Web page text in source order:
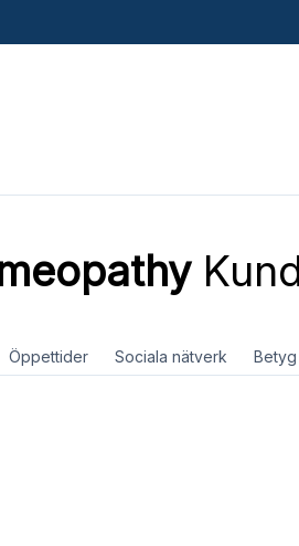
Öppettider Sociala nätverk Betyg